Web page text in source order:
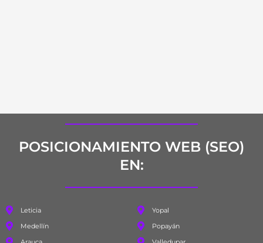
POSICIONAMIENTO WEB (SEO)
EN:
Leticia
Medellín
Yopal
Popayán